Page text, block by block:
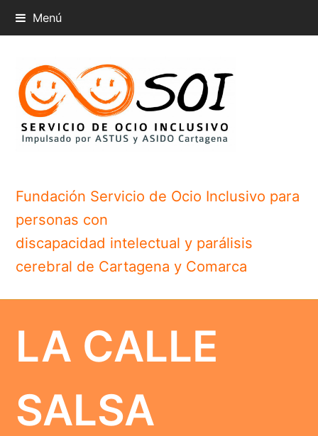
Menú
Fundación Servicio de Ocio Inclusivo para
personas con
discapacidad intelectual y parálisis
cerebral de Cartagena y Comarca
LA CALLE
SALSA